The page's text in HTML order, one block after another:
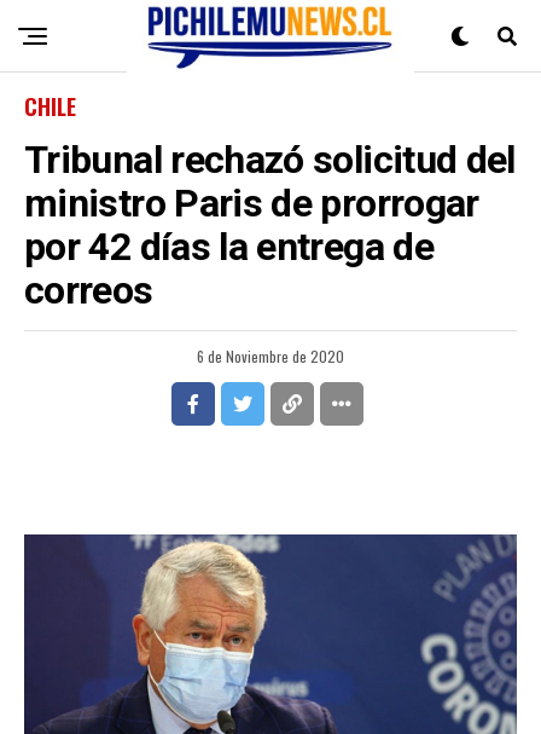
CHILE
Tribunal rechazó solicitud del
ministro Paris de prorrogar
por 42 días la entrega de
correos
6 de Noviembre de 2020